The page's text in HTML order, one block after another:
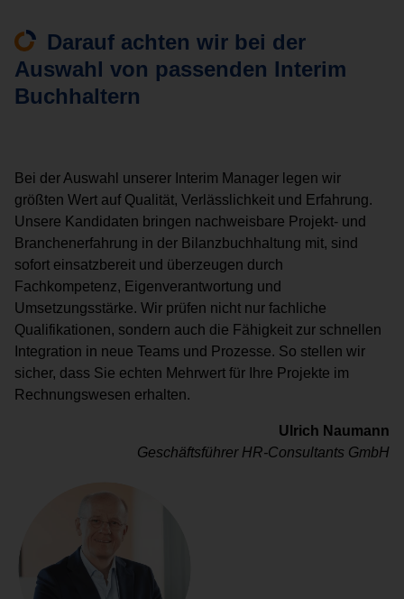
Darauf achten wir bei der
Auswahl von passenden Interim
Buchhaltern
Bei der Auswahl unserer Interim Manager legen wir
größten Wert auf Qualität, Verlässlichkeit und Erfahrung.
Unsere Kandidaten bringen nachweisbare Projekt- und
Branchenerfahrung in der Bilanzbuchhaltung mit, sind
sofort einsatzbereit und überzeugen durch
Fachkompetenz, Eigenverantwortung und
Umsetzungsstärke. Wir prüfen nicht nur fachliche
Qualifikationen, sondern auch die Fähigkeit zur schnellen
Integration in neue Teams und Prozesse. So stellen wir
sicher, dass Sie echten Mehrwert für Ihre Projekte im
Rechnungswesen erhalten.
Ulrich Naumann
Geschäftsführer HR-Consultants GmbH